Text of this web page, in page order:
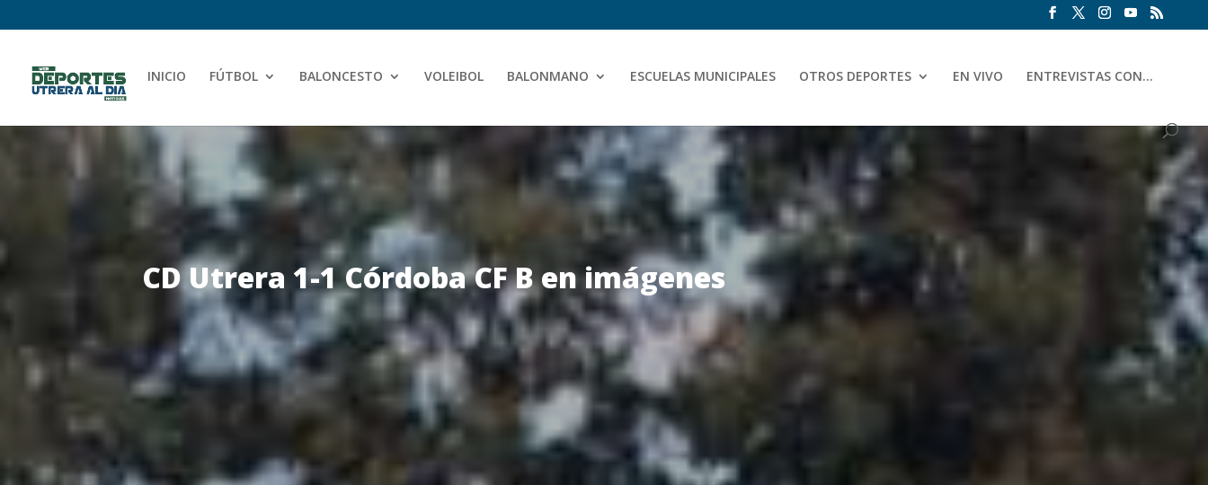
INICIO FÚTBOL BALONCESTO VOLEIBOL BALONMANO ESCUELAS MUNICIPALES OTROS DEPORTES EN VIVO ENTREVISTAS CON…
CD Utrera 1-1 Córdoba CF B en imágenes